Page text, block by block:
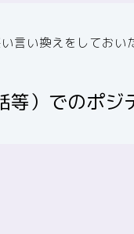
言い換えをしておい
等）でのポジ